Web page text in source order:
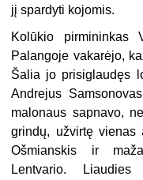
jį spardyti kojomis.
Kolūkio pirmininkas
Palangoje vakarėjo,
Šalia jo prisiglaudęs
Andrejus
malonaus sapnavo,
grindų, užvirtę vienas
Ošmianskis ir
Lentvario. Liaudies